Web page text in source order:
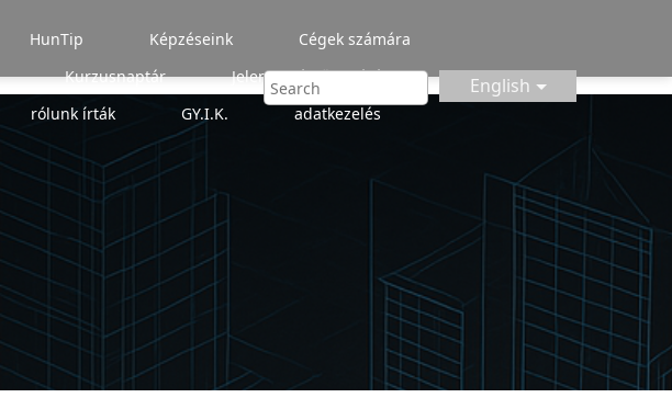
HunTip Képzéseink
Cégek számára
Kurzusnaptár
Jelentkezéstől a zárásig
rólunk írták GY.I.K.
adatkezelés
English